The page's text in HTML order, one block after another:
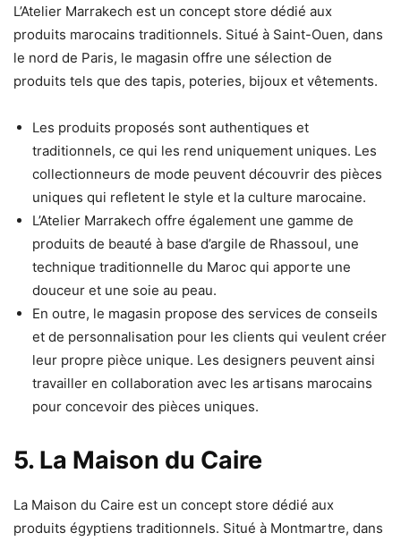
L’Atelier Marrakech est un concept store dédié aux
produits marocains traditionnels. Situé à Saint-Ouen, dans
le nord de Paris, le magasin offre une sélection de
produits tels que des tapis, poteries, bijoux et vêtements.
Les produits proposés sont authentiques et
traditionnels, ce qui les rend uniquement uniques. Les
collectionneurs de mode peuvent découvrir des pièces
uniques qui refletent le style et la culture marocaine.
L’Atelier Marrakech offre également une gamme de
produits de beauté à base d’argile de Rhassoul, une
technique traditionnelle du Maroc qui apporte une
douceur et une soie au peau.
En outre, le magasin propose des services de conseils
et de personnalisation pour les clients qui veulent créer
leur propre pièce unique. Les designers peuvent ainsi
travailler en collaboration avec les artisans marocains
pour concevoir des pièces uniques.
5. La Maison du Caire
La Maison du Caire est un concept store dédié aux
produits égyptiens traditionnels. Situé à Montmartre, dans